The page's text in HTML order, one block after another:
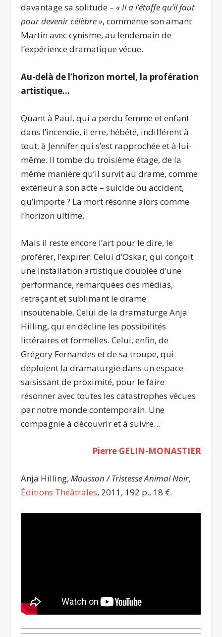
davantage sa solitude –« Il a l’étoffe qu’il faut
pour devenir célèbre », commente son amant
Martin avec cynisme, au lendemain de
l’expérience dramatique vécue.
Au-delà de l’horizon mortel, la profération
artistique…
Quant à Paul, qui a perdu femme et enfant
dans l’incendie, il erre, hébété, indifférent à
tout, à Jennifer qui s’est rapprochée et à lui-
même. Il tombe du troisième étage, de la
même manière qu’il survit au drame, comme
extérieur à son acte – suicide ou accident,
qu’importe ? La mort résonne alors comme
l’horizon ultime.
Mais il reste encore l’art pour le dire, le
proférer, l’expirer. Celui d’Oskar, qui conçoit
une installation artistique doublée d’une
performance, remarquées des médias,
retraçant et sublimant le drame
insoutenable. Celui de la dramaturge Anja
Hilling, qui en décline les possibilités
littéraires et formelles. Celui, enfin, de
Grégory Fernandes et de sa troupe, qui
déploient la dramaturgie dans un espace
saisissant de proximité, pour le faire
résonner avec toutes les catastrophes vécues
par notre monde contemporain. Une
compagnie à découvrir et à suivre…
Pierre GELIN-MONASTIER
Anja Hilling,Mousson /Tristesse Animal Noir,
Éditions Théâtrales, 2011, 192 p., 18 €.